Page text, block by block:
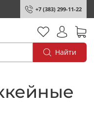
+7 (383) 299-11-22
Найти